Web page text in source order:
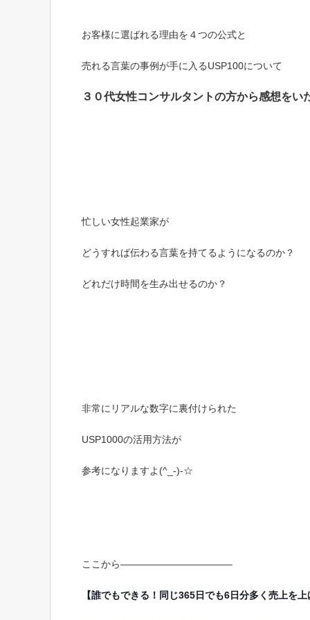
お客様に選ばれる理由を４つの公式と
売れる言葉の事例が手に入るUSP100について
３０代女性コンサルタントの方から感想をい
忙しい女性起業家が
どうすれば伝わる言葉を持てるようになるのか？
どれだけ時間を生み出せるのか？
非常にリアルな数字に裏付けられた
USP1000の活用方法が
参考になりますよ(^_-)-☆
ここから———————————–
【誰でもできる！同じ365日でも6日分多く売上を上